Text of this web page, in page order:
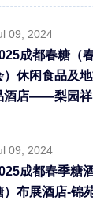
09, 2024
成都春糖（
）休闲食品及
酒店——梨园祥
09, 2024
成都春季糖
）布展酒店-锦